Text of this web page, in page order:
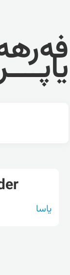
یاسا